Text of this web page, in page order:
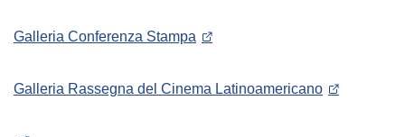
Galleria Conferenza Stampa
Galleria Rassegna del Cinema Latinoamericano